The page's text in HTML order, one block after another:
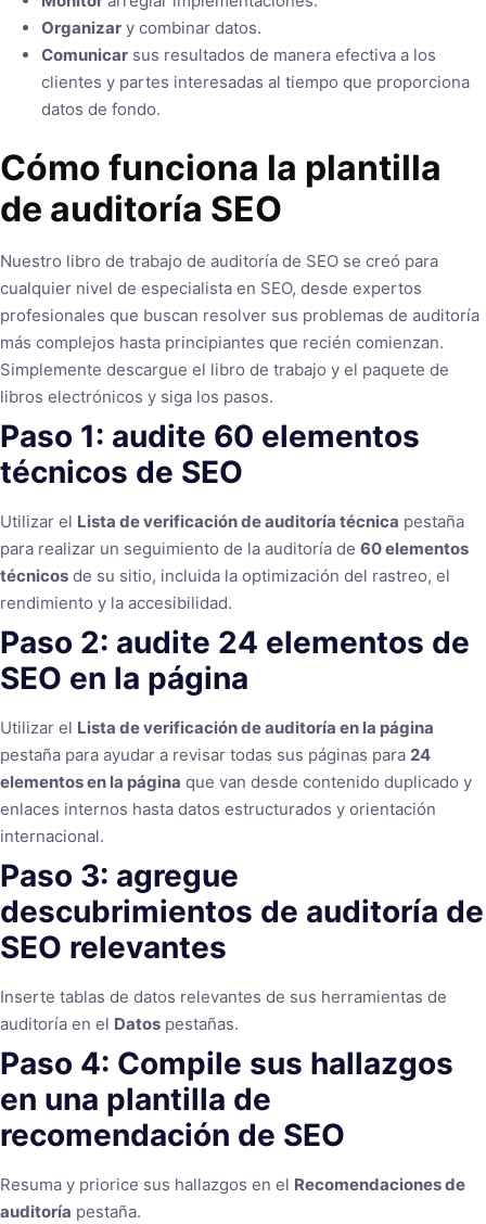
Organizary combinar datos.
Comunicarsus resultados de manera efectiva a los
clientes y partes interesadas al tiempo que proporciona
datos de fondo.
Cómo funciona la plantilla
de auditoría SEO
Nuestro libro de trabajo de auditoría de SEO se creó para
cualquier nivel de especialista en SEO, desde expertos
profesionales que buscan resolver sus problemas de auditoría
más complejos hasta principiantes que recién comienzan.
Simplemente descargue el libro de trabajo y el paquete de
libros electrónicos y siga los pasos.
Paso 1: audite 60 elementos
técnicos de SEO
Utilizar el Lista de verificación de auditoría técnica pestaña
para realizar un seguimiento de la auditoría de 60 elementos
técnicos de su sitio, incluida la optimización del rastreo, el
rendimiento y la accesibilidad.
Paso 2: audite 24 elementos de
SEO en la página
Utilizar el Lista de verificación de auditoría en la página
pestaña para ayudar a revisar todas sus páginas para 24
elementos en la página que van desde contenido duplicado y
enlaces internos hasta datos estructurados y orientación
internacional.
Paso 3: agregue
descubrimientos de auditoría de
SEO relevantes
Inserte tablas de datos relevantes de sus herramientas de
auditoría en el Datos pestañas.
Paso 4: Compile sus hallazgos
en una plantilla de
recomendación de SEO
Resuma y priorice sus hallazgos en el Recomendaciones de
auditoría pestaña.